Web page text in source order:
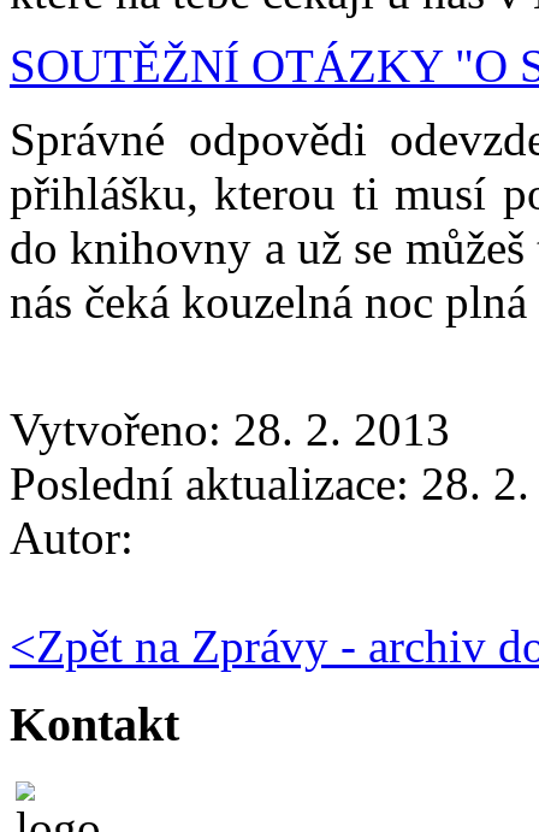
SOUTĚŽNÍ OTÁZKY "O
Správné odpovědi
přihlášku, kterou ti musí
do knihovny a už se
nás čeká kouzelná noc
Vytvořeno: 28. 2. 2013
Poslední aktualizace: 28.
Autor:
<Zpět na Zprávy - archiv
Kontakt